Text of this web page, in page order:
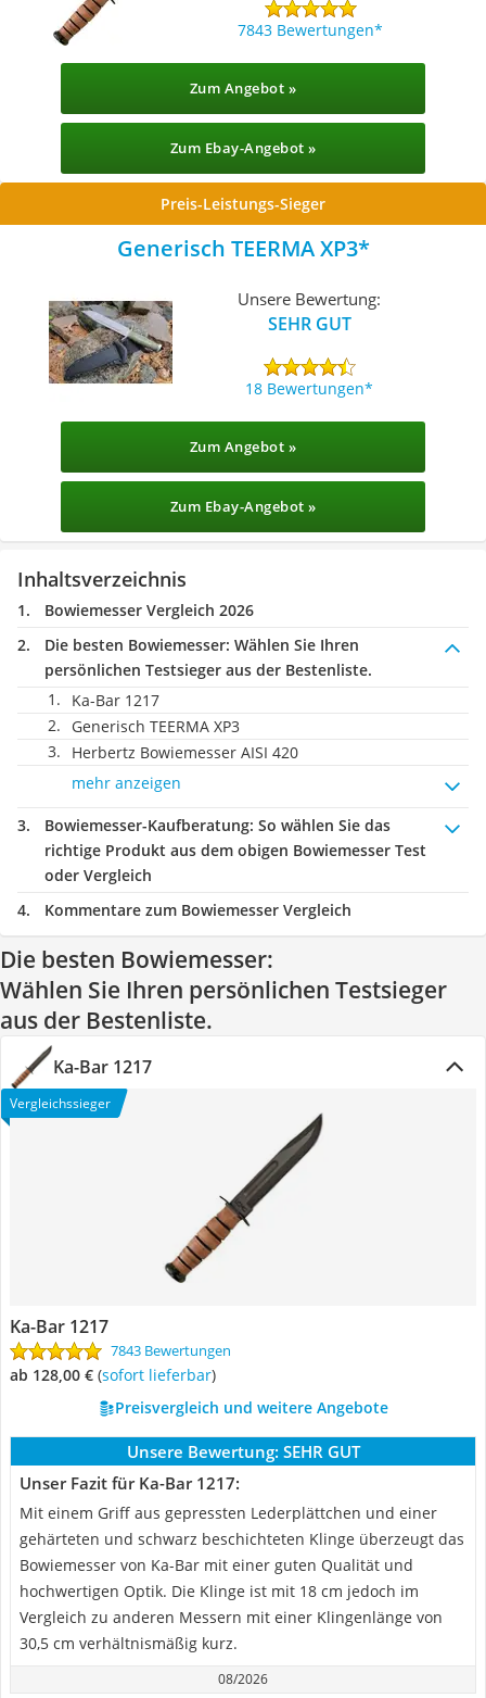
7843 Bewertungen
Zum Angebot »
Zum Ebay-Angebot »
Preis-Leistungs-Sieger
Generisch TEERMA XP3
Unsere Bewertung:
SEHR GUT
18 Bewertungen
Zum Angebot »
Zum Ebay-Angebot »
Inhaltsverzeichnis
Bowiemesser Vergleich 2026
Die besten Bowiemesser: Wählen Sie Ihren
persönlichen Testsieger aus der Bestenliste.
Ka-Bar 1217
Generisch TEERMA XP3
Herbertz Bowiemesser AISI 420
mehr anzeigen
Bowiemesser-Kaufberatung: So wählen Sie das
richtige Produkt aus dem obigen Bowiemesser Test
oder Vergleich
Kommentare zum Bowiemesser Vergleich
Die besten Bowiemesser:
Wählen Sie Ihren persönlichen Testsieger
aus der Bestenliste.
Ka-Bar 1217
Vergleichssieger
Ka-Bar 1217
7843 Bewertungen
ab 128,00 € ( Sofort lieferbar)
Preisvergleich und weitere Angebote
Unsere Bewertung: SEHR GUT
Unser Fazit für Ka-Bar 1217:
Mit einem Griff aus gepressten Lederplättchen und einer
gehärteten und schwarz beschichteten Klinge überzeugt das
Bowiemesser von Ka-Bar mit einer guten Qualität und
hochwertigen Optik. Die Klinge ist mit 18 cm jedoch im
Vergleich zu anderen Messern mit einer Klingenlänge von
30,5 cm verhältnismäßig kurz.
08/2026